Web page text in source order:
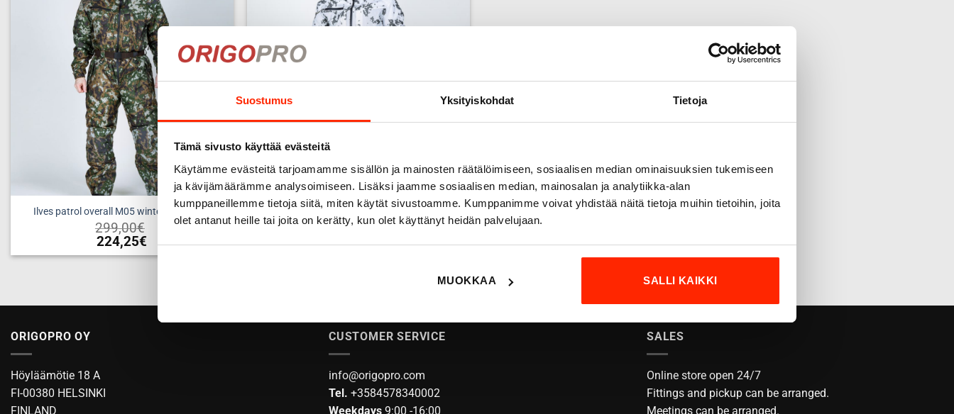
Suostumus Yksityiskohdat Tietoja
Tämä sivusto käyttää evästeitä
Käytämme evästeitä tarjoamamme sisällön ja mainosten räätälöimiseen, sosiaalisen median ominaisuuksien tukemiseen
ja kävijämäärämme analysoimiseen. Lisäksi jaamme sosiaalisen median, mainosalan ja analytiikka-alan
kumppaneillemme tietoja siitä, miten käytät sivustoamme. Kumppanimme voivat yhdistää näitä tietoja muihin tietoihin, joita
olet antanut heille tai joita on kerätty, kun olet käyttänyt heidän palvelujaan.
MUOKKAA SALLI KAIKKI
Ilves patrol overall M05 winter woodland
299,00€
224,25€
This
multiple
variants.
Ilves patrol overall M05 snow camo
299,00 €
multiple
variants.
options
may
be
ORIGOPRO OY
Höyläämötie 18 A
FI-00380 HELSINKI
FINLAND
CUSTOMER SERVICE
info@origopro.com
Tel. +3584578340002
Weekdays 9:00 -16:00
SALES
Online store open 24/7
Fittings and pickup can be arranged.
Meetings can be arranged.